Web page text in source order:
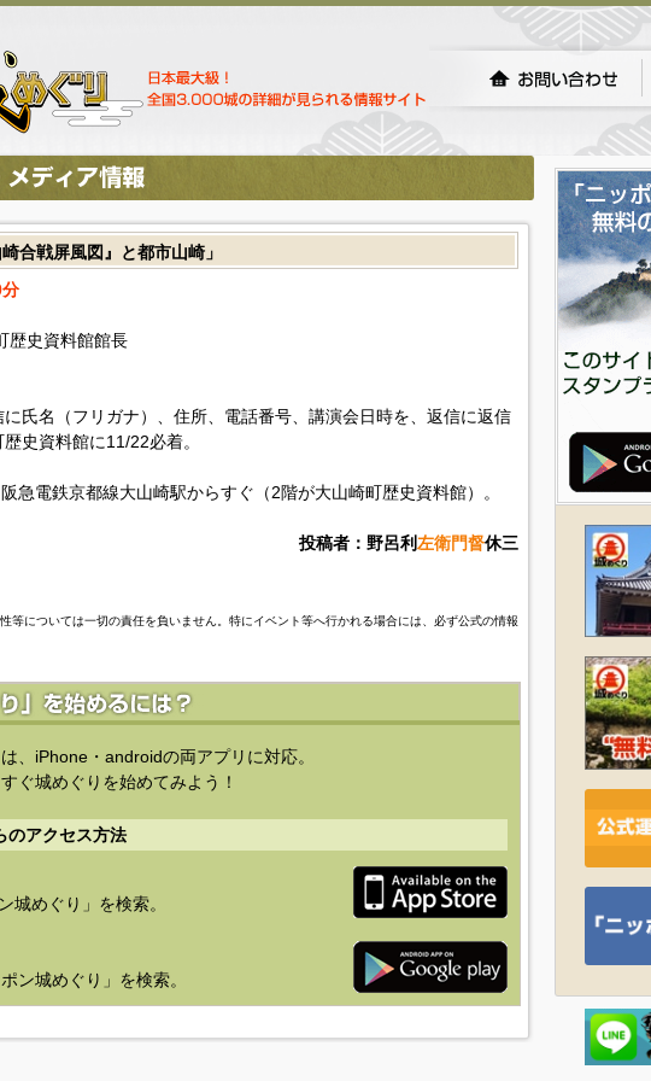
合戦屏風図』と都市山崎」
歴史資料館館長
氏名（フリガナ）、住所、電話番号、講演会日時を、返信に返信
史資料館に11/22必着。
急電鉄京都線大山崎駅からすぐ（2階が大山崎町歴史資料館）。
投稿者：野呂利左衛門督休三
等については一切の責任を負いません。特にイベント等へ行かれる場合には、必ず公式の情報
、iPhone・androidの両アプリに対応。
ぐ城めぐりを始めてみよう！
のアクセス方法
城めぐり」を検索。
ン城めぐり」を検索。